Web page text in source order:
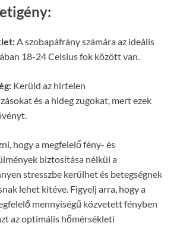
A szobapáfrány számára az ideális
18-24 Celsius fok között van.
Kerüld az hirtelen
és a hideg zugokat, mert ezek
hogy a megfelelő fény- és
biztosítása nélkül a
stresszbe kerülhet és betegségnek
lehet kitéve. Figyelj arra, hogy a
mennyiségű közvetett fényben
az optimális hőmérsékleti